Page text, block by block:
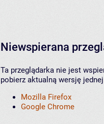
Niewspierana
Ta przeglądarka nie jest
pobierz aktualną wersję
Mozilla Firefox
Google Chrome